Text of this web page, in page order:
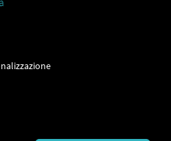
fornitore esterno
del nostro
dai nostri